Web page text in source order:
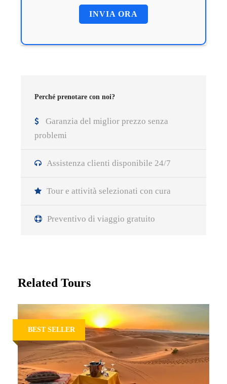
Perché prenotare con noi?
Garanzia del miglior prezzo senza
problemi
Assistenza clienti disponibile 24/7
Tour e attività selezionati con cura
Preventivo di viaggio gratuito
Related Tours
BEST SELLER